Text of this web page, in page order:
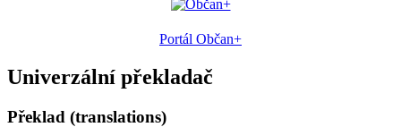
Portál Občan+
Univerzální překladač
Překlad (translations)